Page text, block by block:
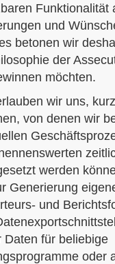
Funktionalität
und
betonen wir
der
möchten.
wir uns,
von denen wir
werden
Generierung
und
Daten für beliebige
oder